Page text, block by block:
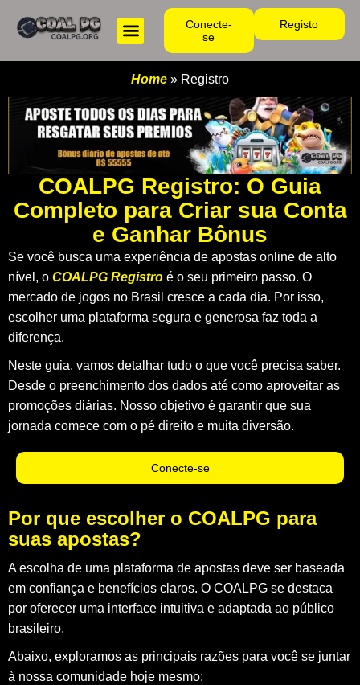
Conecte-
se
Registo
Home » Registro
COALPG Registro: O Guia
Completo para Criar sua Conta
e Ganhar Bônus
Se você busca uma experiência de apostas online de alto
nível, o COALPG Registro é o seu primeiro passo. O
mercado de jogos no Brasil cresce a cada dia. Por isso,
escolher uma plataforma segura e generosa faz toda a
diferença.
Neste guia, vamos detalhar tudo o que você precisa saber.
Desde o preenchimento dos dados até como aproveitar as
promoções diárias. Nosso objetivo é garantir que sua
jornada comece com o pé direito e muita diversão.
Conecte-se
Por que escolher o COALPG para
suas apostas?
A escolha de uma plataforma de apostas deve ser baseada
em confiança e benefícios claros. O COALPG se destaca
por oferecer uma interface intuitiva e adaptada ao público
brasileiro.
Abaixo, exploramos as principais razões para você se juntar
à nossa comunidade hoje mesmo: